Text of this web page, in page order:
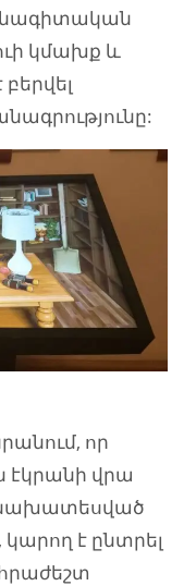
կմախք և
որ
էկրանի վրա
նախատեսված
է ընտրել